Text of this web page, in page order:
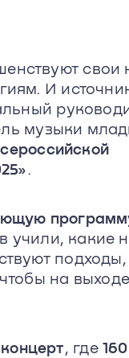
свои
И
музыки
.
учили, какие
на выходе
, где160